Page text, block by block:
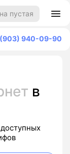
пустая
940-09-90
в